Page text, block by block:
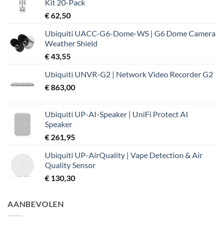
€ 37,99.
Kit 20-Pack
€62,50
Ubiquiti UACC-G6-Dome-WS | G6 Dome Camera
Weather Shield
€43,55
Ubiquiti UNVR-G2 | Network Video Recorder G2
€863,00
Ubiquiti UP-AI-Speaker | UniFi Protect AI
Speaker
€ 261,95
Ubiquiti UP-AirQuality | Vape Detection & Air
Quality Sensor
€ 130,30
AANBEVOLEN